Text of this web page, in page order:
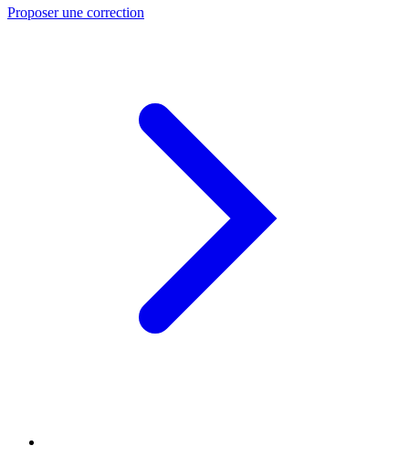
Proposer une correction